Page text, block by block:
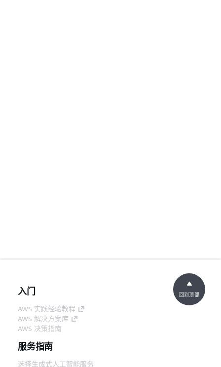
入门
AWS 实践经验教程
AWS 解决方案库
AWS 决策指南
服务指南
选择生成式人工智能服务
回到顶部